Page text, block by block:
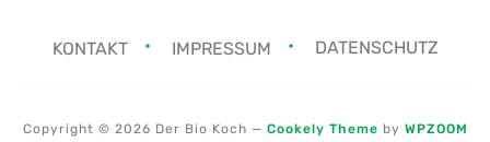
KONTAKT IMPRESSUM DATENSCHUTZ
Copyright © 2026 Der Bio Koch — Cookely Theme by WPZOOM